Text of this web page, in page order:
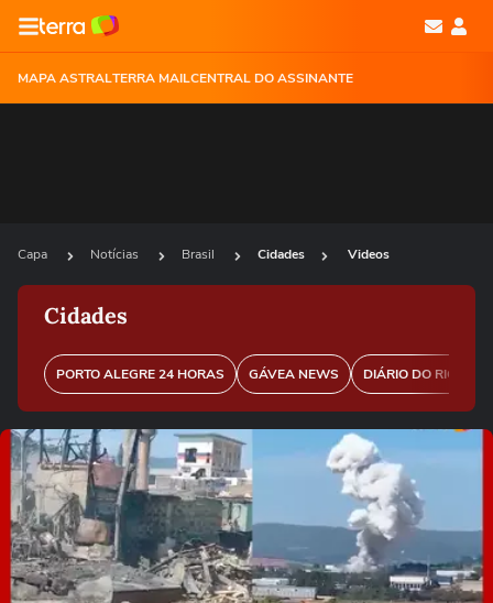
MAPA ASTRALTERRA MAILCENTRAL DO ASSINANTE
Capa Notícias Brasil Cidades Videos
Cidades
PORTO ALEGRE 24 HORAS GÁVEA NEWS DIÁRIO DO RIO
Ops!
Não foi possível reproduzir o vídeo
Tentar novamente